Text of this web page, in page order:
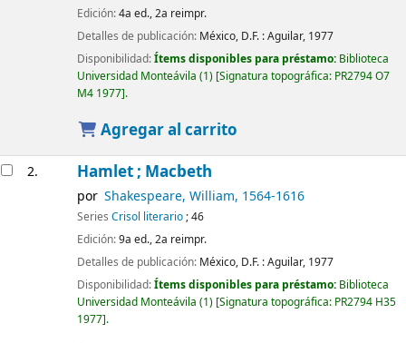
Edición:4a ed., 2a reimpr.
Detalles de publicación: México, D.F. :Aguilar, 1977
Disponibilidad:Ítems disponibles para préstamo: Biblioteca
Universidad Monteávila (1) Signatura topográfica: PR2794 O7
M4 1977 .
Agregar al carrito
2. Hamlet ; Macbeth
por Shakespeare, William, 1564-1616
Series Crisol literario; 46
Edición:9a ed., 2a reimpr.
Detalles de publicación: México, D.F. :Aguilar, 1977
Disponibilidad:Ítems disponibles para préstamo: Biblioteca
Universidad Monteávila (1) Signatura topográfica: PR2794 H35
1977 .